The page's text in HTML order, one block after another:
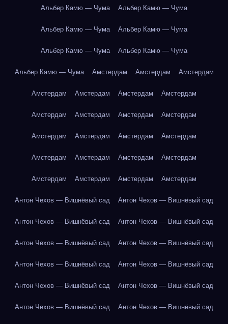
Альбер Камю — Чума Альбер Камю — Чума
Альбер Камю — Чума Альбер Камю — Чума
Альбер Камю — Чума Альбер Камю — Чума
Альбер Камю — Чума Амстердам Амстердам Амстердам
Амстердам Амстердам Амстердам Амстердам
Амстердам Амстердам Амстердам Амстердам
Амстердам Амстердам Амстердам Амстердам
Амстердам Амстердам Амстердам Амстердам
Амстердам Амстердам Амстердам Амстердам
Антон Чехов — Вишнёвый сад Антон Чехов — Вишнёвый сад
Антон Чехов — Вишнёвый сад Антон Чехов — Вишнёвый сад
Антон Чехов — Вишнёвый сад Антон Чехов — Вишнёвый сад
Антон Чехов — Вишнёвый сад Антон Чехов — Вишнёвый сад
Антон Чехов — Вишнёвый сад Антон Чехов — Вишнёвый сад
Антон Чехов — Вишнёвый сад Антон Чехов — Вишнёвый сад